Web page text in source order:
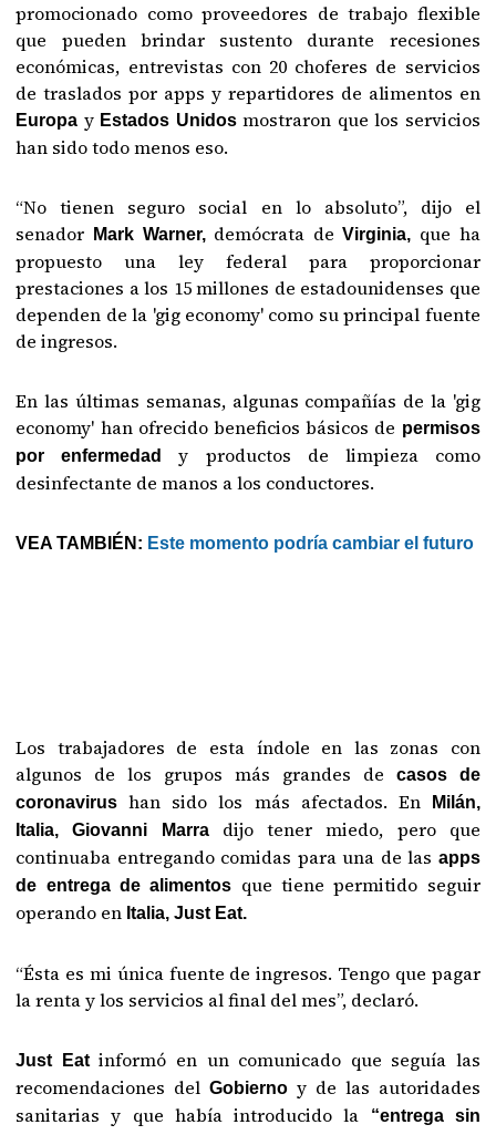
promocionado como proveedores de trabajo flexible
que pueden brindar sustento durante recesiones
económicas, entrevistas con 20 choferes de servicios
de traslados por apps y repartidores de alimentos en
Europa y Estados Unidosmostraron que los servicios
han sido todo menos eso.
“No tienen seguro social en lo absoluto”, dijo el
senador Mark Warner,demócrata deVirginia, que ha
propuesto una ley federal para proporcionar
prestaciones a los 15 millones de estadounidenses que
dependen de la 'gig economy' como su principal fuente
de ingresos.
En las últimas semanas, algunas compañías de la 'gig
economy' han ofrecido beneficios básicos de permisos
por enfermedady productos de limpieza como
desinfectante de manos a los conductores.
VEA TAMBIÉN: Este momento podría cambiar el futuro
Los trabajadores de esta índole en las zonas con
algunos de los grupos más grandes de
casos de
coronavirushan sido los más afectados. En Milán,
Italia, Giovanni Marradijo tener miedo, pero que
continuaba entregando comidas para una de las apps
de entrega de alimentos que tiene permitido seguir
operando en Italia, Just Eat.
“Ésta es mi única fuente de ingresos. Tengo que pagar
la renta y los servicios al final del mes”, declaró.
Just Eatinformó en un comunicado que seguía las
recomendaciones delGobiernoy de las autoridades
sanitarias y que había introducido la
“entrega sin